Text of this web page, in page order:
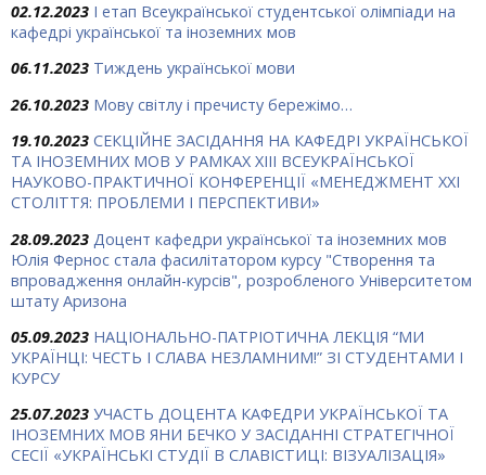
02.12.2023 І етап Всеукраїнської студентської олімпіади на
кафедрі української та іноземних мов
06.11.2023 Тиждень української мови
26.10.2023 Мову світлу і пречисту бережімо…
19.10.2023 СЕКЦІЙНЕ ЗАСІДАННЯ НА КАФЕДРІ УКРАЇНСЬКОЇ
ТА ІНОЗЕМНИХ МОВ У РАМКАХ ХIII ВСЕУКРАЇНСЬКОЇ
НАУКОВО-ПРАКТИЧНОЇ КОНФЕРЕНЦІЇ «МЕНЕДЖМЕНТ ХХІ
СТОЛІТТЯ: ПРОБЛЕМИ І ПЕРСПЕКТИВИ»
28.09.2023 Доцент кафедри української та іноземних мов
Юлія Фернос стала фасилітатором курсу "Створення та
впровадження онлайн-курсів", розробленого Університетом
штату Аризона
05.09.2023 НАЦІОНАЛЬНО-ПАТРІОТИЧНА ЛЕКЦІЯ “МИ
УКРАЇНЦІ: ЧЕСТЬ І СЛАВА НЕЗЛАМНИМ!” ЗІ СТУДЕНТАМИ І
КУРСУ
25.07.2023 УЧАСТЬ ДОЦЕНТА КАФЕДРИ УКРАЇНСЬКОЇ ТА
ІНОЗЕМНИХ МОВ ЯНИ БЕЧКО У ЗАСІДАННІ СТРАТЕГІЧНОЇ
СЕСІЇ «УКРАЇНСЬКІ СТУДІЇ В СЛАВІСТИЦІ: ВІЗУАЛІЗАЦІЯ»